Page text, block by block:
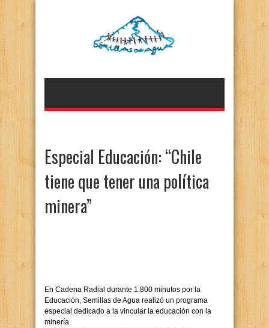
Especial Educación: “Chile
tiene que tener una política
minera”
En Cadena Radial durante 1.800 minutos por la
Educación, Semillas de Agua realizó un programa
especial dedicado a la vincular la educación con la
minería.